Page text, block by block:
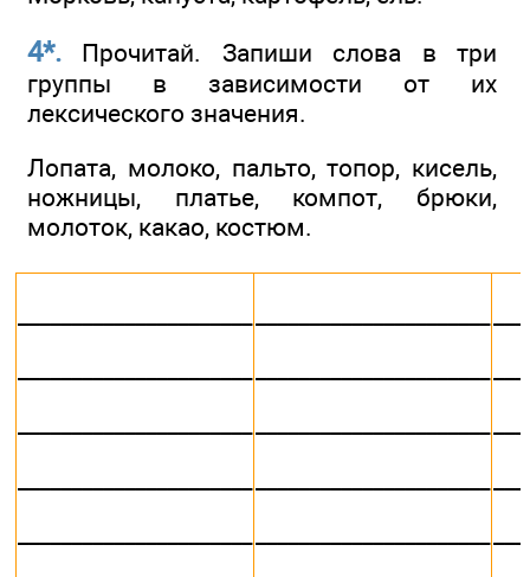
4*. Прочитай. Запиши слова в три
группы в зависимости от их
лексического значения.
Лопата, молоко, пальто, топор, кисель,
ножницы, платье, компот, брюки,
молоток, какао, костюм.
______________________
______________________
______________________
______________________
______________________
______________________